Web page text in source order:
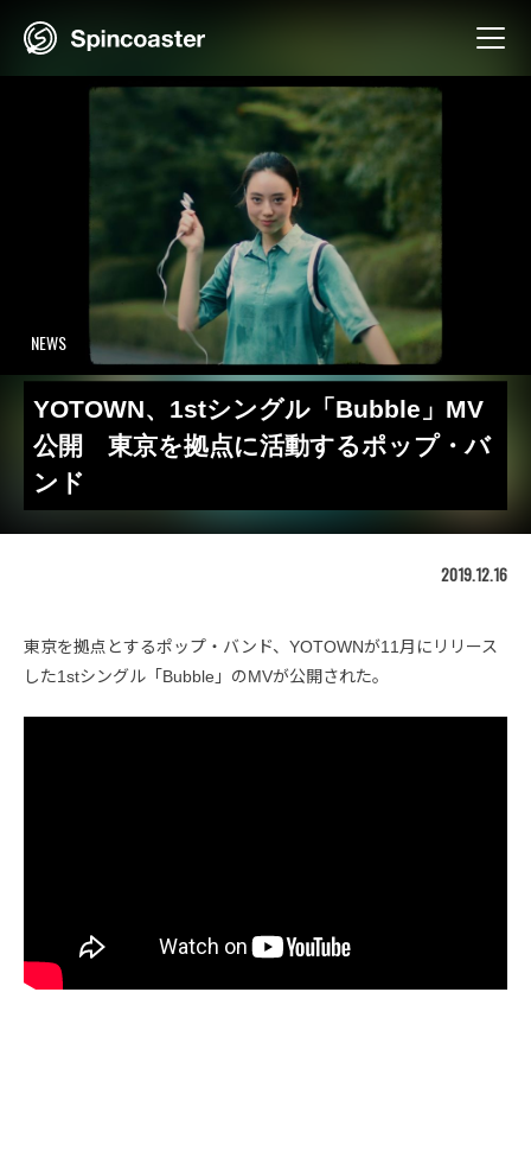
NEWS
YOTOWN、1stシングル「Bubble」MV
公開 東京を拠点に活動するポップ・バ
ンド
2019.12.16
東京を拠点とするポップ・バンド、YOTOWNが11月にリリース
した1stシングル「Bubble」のMVが公開された。